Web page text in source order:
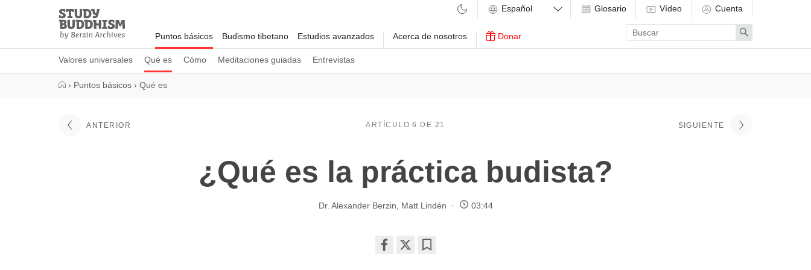
Study
Buddhism
Home
Puntos básicos
Valores universales Qué es Cómo Meditaciones guiadas Entrevistas
Budismo tibetano Estudios avanzados Acerca de nosotros Donar
Glosario Vídeo Cuenta
Enter
search
term
Search
› Puntos básicos › Qué es
ANTERIOR ARTÍCULO 6 DE 21 SIGUIENTE
¿Qué es la práctica budista?
Dr. Alexander Berzin Matt Lindén 03:44